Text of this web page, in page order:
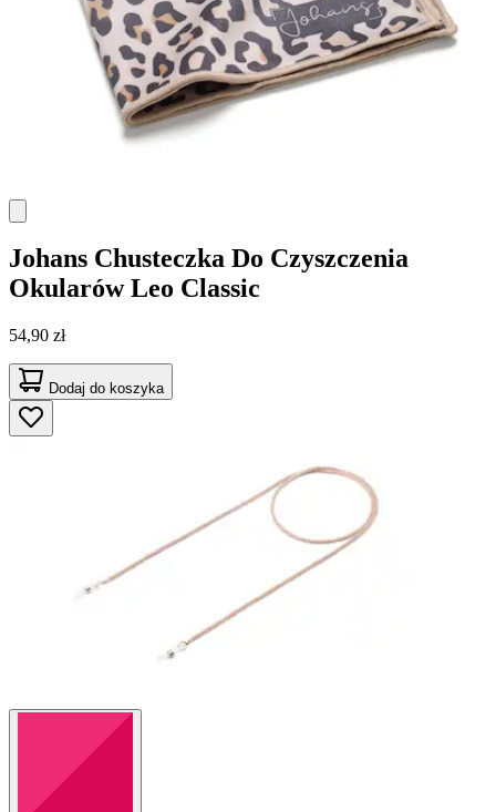
Johans Chusteczka Do Czyszczenia
Okularów Leo Classic
54,90 zł
Dodaj do koszyka